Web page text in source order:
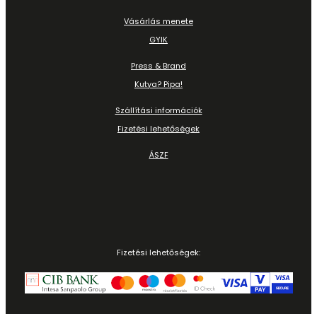
Vásárlás menete
GYIK
Press & Brand
Kutya? Pipa!
Szállítási információk
Fizetési lehetőségek
ÁSZF
Fizetési lehetőségek: